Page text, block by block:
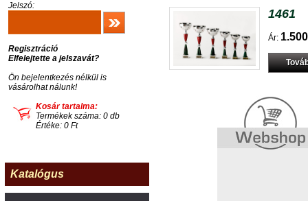
Jelszó:
Regisztráció
Elfelejtette a jelszavát?
Ön bejelentkezés nélkül is
vásárolhat nálunk!
Kosár tartalma:
Termékek száma: 0 db
Értéke: 0 Ft
Katalógus
1461
Ár: